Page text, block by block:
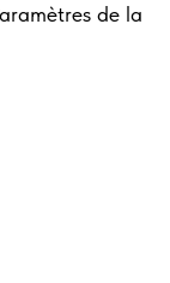
de la